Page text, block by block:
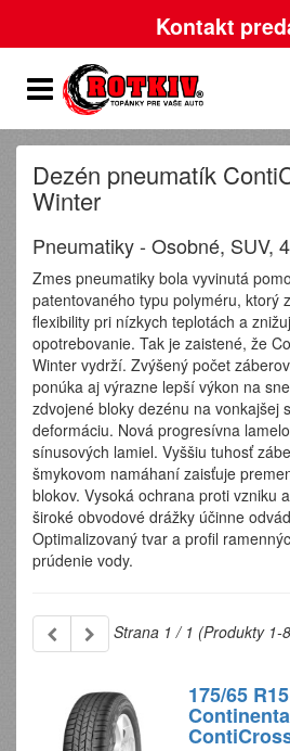
Kontakt
Dezén pneumatík
Winter
Pneumatiky - Osobné, SUV,
Zmes pneumatiky bola vyvinutá
patentovaného typu polyméru, ktorý
flexibility pri nízkych teplotách a
opotrebovanie. Tak je zaistené, že
Winter vydrží. Zvýšený počet
ponúka aj výrazne lepší výkon na
zdvojené bloky dezénu na vonkajšej
deformáciu. Nová progresívna
sínusových lamiel. Vyššiu tuhosť
šmykovom namáhaní zaisťuje
blokov. Vysoká ochrana proti vzniku
široké obvodové drážky účinne
Optimalizovaný tvar a profil
prúdenie vody.
Strana 1 / 1 (Produkty 1-
175/65